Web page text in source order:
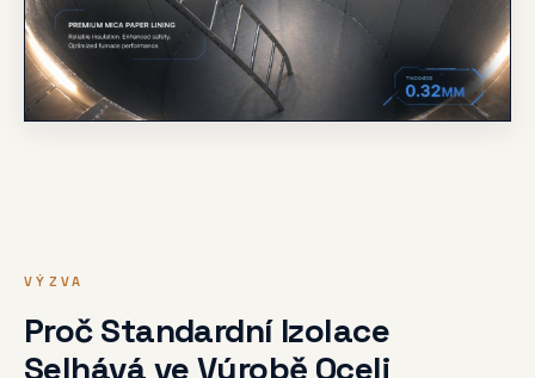
VÝZVA
Proč Standardní Izolace
Selhává ve Výrobě Oceli